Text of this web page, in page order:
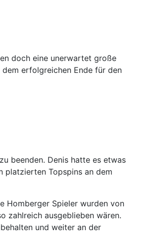
doch eine unerwartet große
erfolgreichen Ende für den
beenden. Denis hatte es etwas
platzierten Topspins an dem
Homberger Spieler wurden von
zahlreich ausgeblieben wären.
und weiter an der